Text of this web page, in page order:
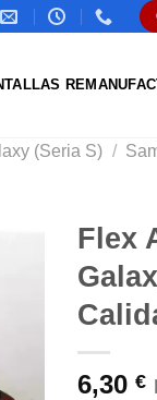
(Seria S) /
Flex
6,30 €